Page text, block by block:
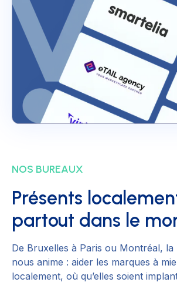
NOS BUREAUX
Présents
partout dans le
De Bruxelles à Paris ou Montréal, la
nous anime : aider les marques à
localement, où qu’elles soient